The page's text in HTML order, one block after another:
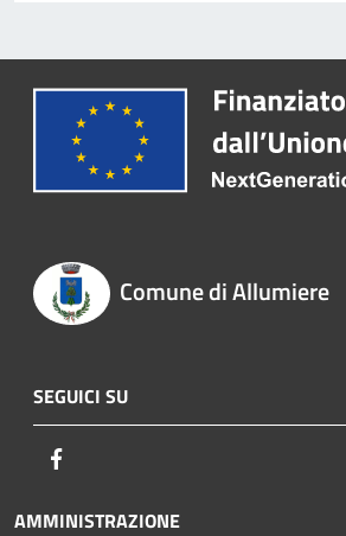
Comune di Allumiere
SEGUICI SU
AMMINISTRAZIONE